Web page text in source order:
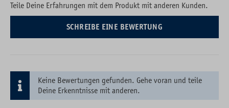
Teile Deine Erfahrungen mit dem Produkt mit anderen Kunden.
SCHREIBE EINE BEWERTUNG
Keine Bewertungen gefunden. Gehe voran und teile
Deine Erkenntnisse mit anderen.